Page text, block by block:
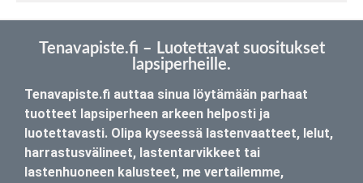
Tenavapiste.fi – Luotettavat suositukset
lapsiperheille.
Tenavapiste.fi auttaa sinua löytämään parhaat
tuotteet lapsiperheen arkeen helposti ja
luotettavasti. Olipa kyseessä lastenvaatteet, lelut,
harrastusvälineet, lastentarvikkeet tai
lastenhuoneen kalusteet, me vertailemme,